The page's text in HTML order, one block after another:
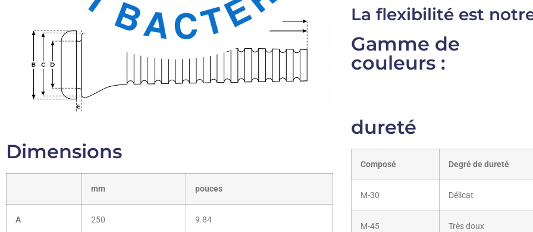
Dimensions
mm pouces
A 250 9.84
La flexibilité est
Gamme de
couleurs :
dureté
Composé Degré de dureté
M-30 Délicat
M-45 Très doux